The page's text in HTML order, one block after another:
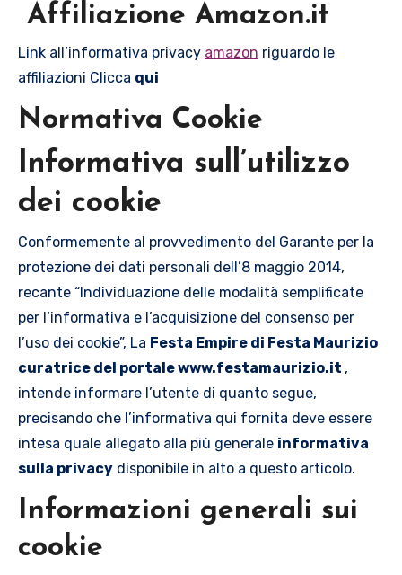
Affiliazione Amazon.it
Link all’informativa privacy amazon riguardo le
affiliazioni Clicca qui
Normativa Cookie
Informativa sull’utilizzo
dei cookie
Conformemente al provvedimento del Garante per la
protezione dei dati personali dell’8 maggio 2014,
recante “Individuazione delle modalità semplificate
per l’informativa e l’acquisizione del consenso per
l’uso dei cookie”, La Festa Empire di Festa Maurizio
curatrice del portale www.festamaurizio.it ,
intende informare l’utente di quanto segue,
precisando che l’informativa qui fornita deve essere
intesa quale allegato alla più generale informativa
sulla privacy disponibile in alto a questo articolo.
Informazioni generali sui
cookie